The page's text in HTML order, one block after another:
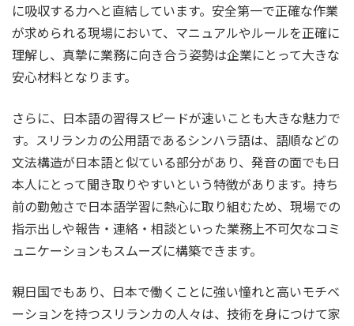
に吸収する力へと直結しています。安全第一で正確な作業
が求められる現場において、マニュアルやルールを正確に
理解し、真摯に業務に向き合う姿勢は企業にとって大きな
安心材料となります。
さらに、日本語の習得スピードが速いことも大きな魅力で
す。スリランカの公用語であるシンハラ語は、語順などの
文法構造が日本語と似ている部分があり、発音の面でも日
本人にとって聞き取りやすいという特徴があります。持ち
前の勤勉さで日本語学習に熱心に取り組むため、現場での
指示出しや報告・連絡・相談といった業務上不可欠なコミ
ュニケーションもスムーズに構築できます。
親日国でもあり、日本で働くことに強い憧れと高いモチベ
ーションを持つスリランカの人々は、技術を身につけて家